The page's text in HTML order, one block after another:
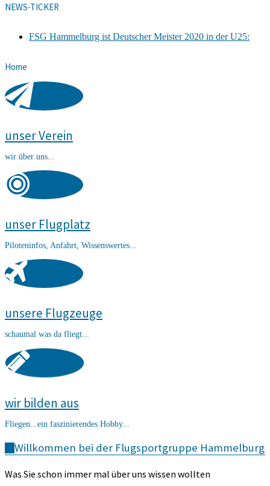
NEWS-TICKER
FSG Hammelburg ist Deutscher Meister 2020 in der U25:
Home
unser Verein
wir über uns...
unser Flugplatz
Piloteninfos, Anfahrt, Wissenswertes...
unsere Flugzeuge
schaumal was da fliegt...
wir bilden aus
Fliegen...ein faszinierendes Hobby...
Willkommen bei der Flugsportgruppe Hammelburg
Was Sie schon immer mal über uns wissen wollten